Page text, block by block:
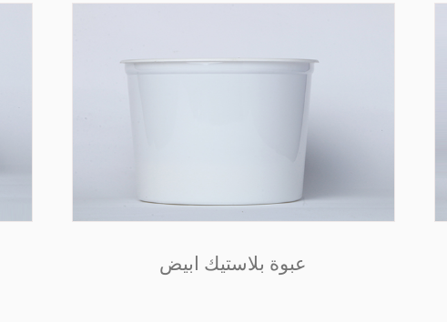
عبوة بلاستيك ابيض